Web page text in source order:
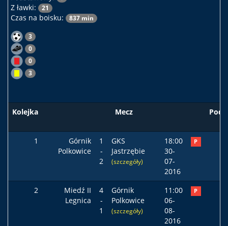
Z ławki: 21
Czas na boisku: 837 min
3
0
0
3
Kolejka Mecz
1
Górnik
Polkowice
1
-
2
GKS
Jastrzębie
(szczegóły)
18:00
30-
07-
2016
P
2
Miedź II
Legnica
4
-
1
Górnik
Polkowice
(szczegóły)
11:00
06-
08-
2016
P